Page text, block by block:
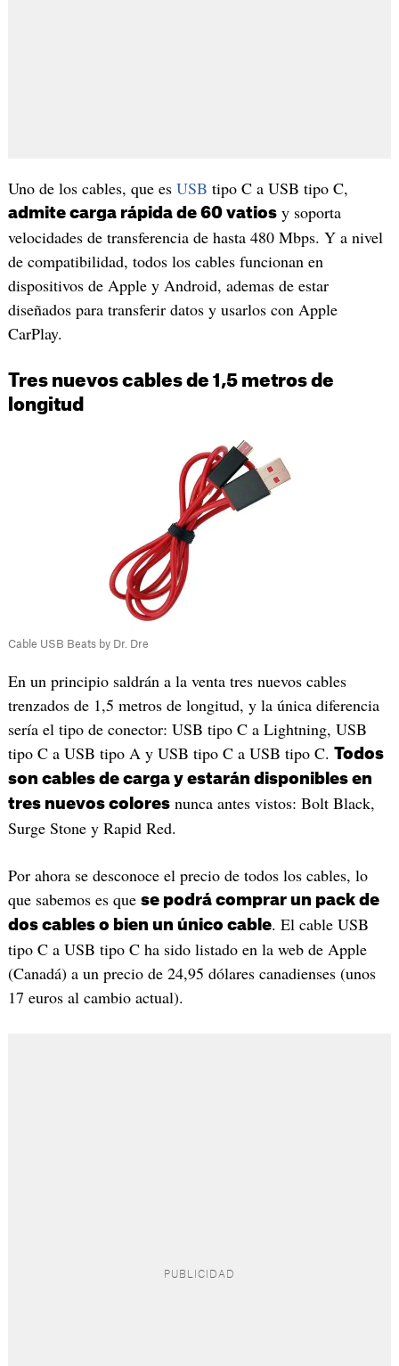
Uno de los cables, que es USB tipo C a USB tipo C,
admite carga rápida de 60 vatiosy soporta
velocidades de transferencia de hasta 480 Mbps. Y a nivel
de compatibilidad, todos los cables funcionan en
dispositivos de Apple y Android, ademas de estar
diseñados para transferir datos y usarlos con Apple
CarPlay.
Tres nuevos cables de 1,5 metros de
longitud
Cable USB Beats by Dr. Dre
En un principio saldrán a la venta tres nuevos cables
trenzados de 1,5 metros de longitud, y la única diferencia
sería el tipo de conector: USB tipo C a Lightning, USB
tipo C a USB tipo A y USB tipo C a USB tipo C. Todos
son cables de carga y estarán disponibles en
tres nuevos coloresnunca antes vistos: Bolt Black,
Surge Stone y Rapid Red.
Por ahora se desconoce el precio de todos los cables, lo
que sabemos es que se podrá comprar un pack de
dos cables o bien un único cable. El cable USB
tipo C a USB tipo C ha sido listado en la web de Apple
(Canadá) a un precio de 24,95 dólares canadienses (unos
17 euros al cambio actual).